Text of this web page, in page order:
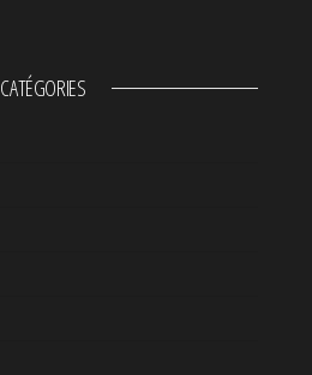
CATÉGORIES